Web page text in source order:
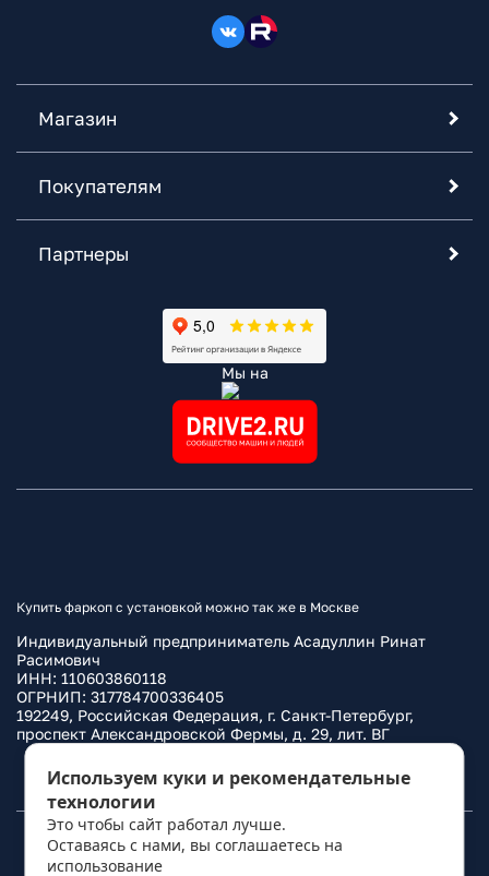
Магазин
Покупателям
Партнеры
Мы на
Купить фаркоп с установкой можно так же в Москве
Индивидуальный предприниматель Асадуллин Ринат
Расимович
ИНН: 110603860118
ОГРНИП: 317784700336405
192249, Российская Федерация, г. Санкт-Петербург,
проспект Александровской Фермы, д. 29, лит. ВГ
Политика конфиденциальности
© 2010– 2026Фаркоп.ру
Используем куки и рекомендательные
технологии
Это чтобы сайт работал лучше.
Оставаясь с нами, вы соглашаетесь на
использование